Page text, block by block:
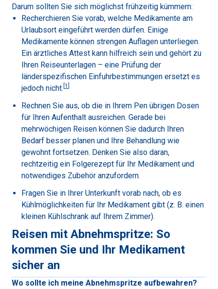
Darum sollten Sie sich möglichst frühzeitig kümmern:
Recherchieren Sie vorab, welche Medikamente am
Urlaubsort eingeführt werden dürfen. Einige
Medikamente können strengen Auflagen unterliegen.
Ein ärztliches Attest kann hilfreich sein und gehört zu
Ihren Reiseunterlagen – eine Prüfung der
länderspezifischen Einfuhrbestimmungen ersetzt es
jedoch nicht. 1
Rechnen Sie aus, ob die in Ihrem Pen übrigen Dosen
für Ihren Aufenthalt ausreichen. Gerade bei
mehrwöchigen Reisen können Sie dadurch Ihren
Bedarf besser planen und Ihre Behandlung wie
gewohnt fortsetzen. Denken Sie also daran,
rechtzeitig ein Folgerezept für Ihr Medikament und
notwendiges Zubehör anzufordern.
Fragen Sie in Ihrer Unterkunft vorab nach, ob es
Kühlmöglichkeiten für Ihr Medikament gibt (z. B. einen
kleinen Kühlschrank auf Ihrem Zimmer).
Reisen mit Abnehmspritze: So
kommen Sie und Ihr Medikament
sicher an
Wo sollte ich meine Abnehmspritze aufbewahren?